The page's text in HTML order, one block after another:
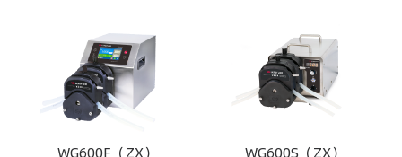
WG600F（ZX） WG600S（ZX）